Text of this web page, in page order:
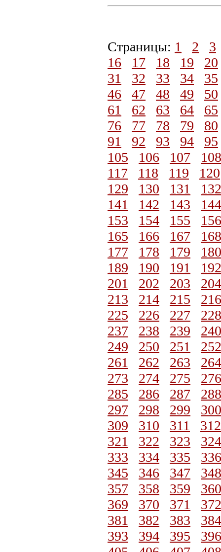
Страницы: 1 2
3
16
17 18 19
20
31
32 33 34
35
46
47 48 49
50
61
62 63 64
65
76
77 78 79
80
91
92 93 94
95
105
106 107
108
117
118 119
120
129
130 131
132
141
142 143
144
153
154 155
156
165
166 167
168
177
178 179
180
189
190 191
192
201
202 203
204
213
214 215
216
225
226 227
228
237
238 239
240
249
250 251
252
261
262 263
264
273
274 275
276
285
286 287
288
297
298 299
300
309
310 311
312
321
322 323
324
333
334 335
336
345
346 347
348
357
358 359
360
369
370 371
372
381
382 383
384
393
394 395
396